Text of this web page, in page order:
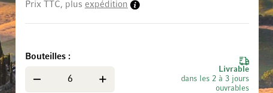
Prix TTC, plus expédition
Livrable
dans les 2 à 3 jours
ouvrables
Bouteilles
la Galerie d’images